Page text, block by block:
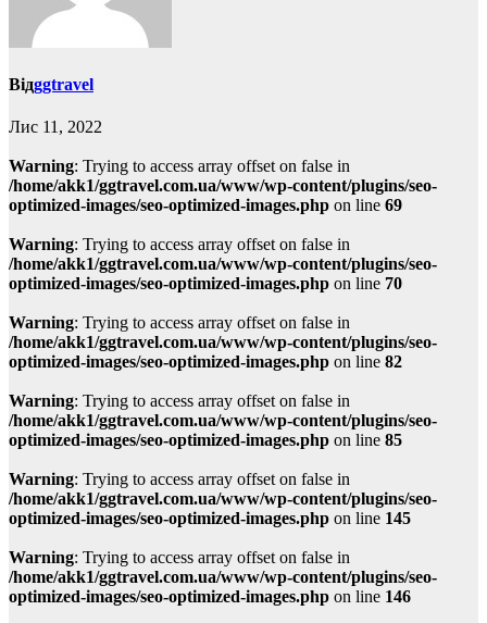
Відggtravel
Лис 11, 2022
Warning: Trying to access array offset on false in
/home/akk1/ggtravel.com.ua/www/wp-content/plugins/seo-
optimized-images/seo-optimized-images.php on line 69
Warning: Trying to access array offset on false in
/home/akk1/ggtravel.com.ua/www/wp-content/plugins/seo-
optimized-images/seo-optimized-images.php on line 70
Warning: Trying to access array offset on false in
/home/akk1/ggtravel.com.ua/www/wp-content/plugins/seo-
optimized-images/seo-optimized-images.php on line 82
Warning: Trying to access array offset on false in
/home/akk1/ggtravel.com.ua/www/wp-content/plugins/seo-
optimized-images/seo-optimized-images.php on line 85
Warning: Trying to access array offset on false in
/home/akk1/ggtravel.com.ua/www/wp-content/plugins/seo-
optimized-images/seo-optimized-images.php on line 145
Warning: Trying to access array offset on false in
/home/akk1/ggtravel.com.ua/www/wp-content/plugins/seo-
optimized-images/seo-optimized-images.php on line 146